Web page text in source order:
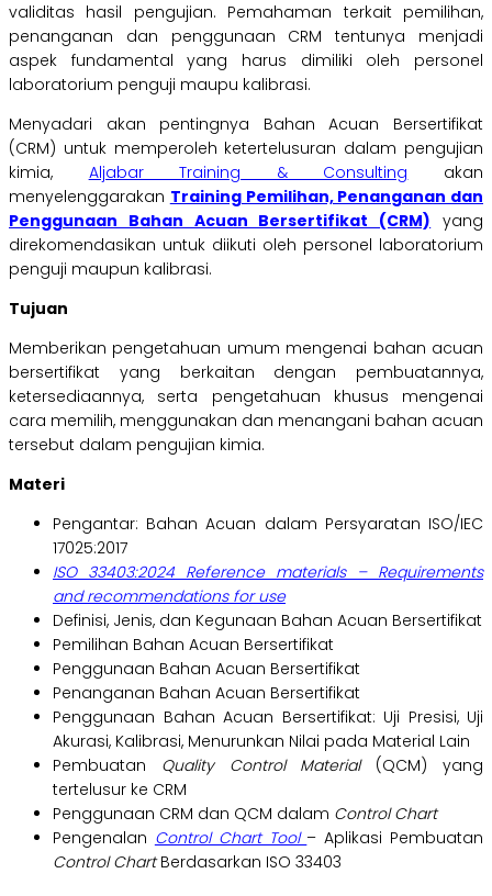
validitas hasil pengujian. Pemahaman terkait pemilihan,
penanganan dan penggunaan CRM tentunya menjadi
aspek fundamental yang harus dimiliki oleh personel
laboratorium penguji maupu kalibrasi.
Menyadari akan pentingnya Bahan Acuan Bersertifikat
(CRM) untuk memperoleh ketertelusuran dalam pengujian
kimia, Aljabar Training & Consulting akan
menyelenggarakan Training Pemilihan, Penanganan dan
Penggunaan Bahan Acuan Bersertifikat (CRM) yang
direkomendasikan untuk diikuti oleh personel laboratorium
penguji maupun kalibrasi.
Tujuan
Memberikan pengetahuan umum mengenai bahan acuan
bersertifikat yang berkaitan dengan pembuatannya,
ketersediaannya, serta pengetahuan khusus mengenai
cara memilih, menggunakan dan menangani bahan acuan
tersebut dalam pengujian kimia.
Materi
Pengantar: Bahan Acuan dalam Persyaratan ISO/IEC
17025:2017
ISO 33403:2024 Reference materials – Requirements
and recommendations for use
Definisi, Jenis, dan Kegunaan Bahan Acuan Bersertifikat
Pemilihan Bahan Acuan Bersertifikat
Penggunaan Bahan Acuan Bersertifikat
Penanganan Bahan Acuan Bersertifikat
Penggunaan Bahan Acuan Bersertifikat: Uji Presisi, Uji
Akurasi, Kalibrasi, Menurunkan Nilai pada Material Lain
Pembuatan Quality Control Material(QCM) yang
tertelusur ke CRM
Penggunaan CRM dan QCM dalam Control Chart
Pengenalan Control Chart Tool – Aplikasi Pembuatan
Control ChartBerdasarkan ISO 33403